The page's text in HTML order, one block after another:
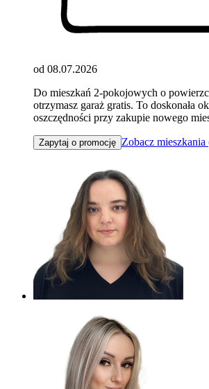
od 08.07.2026
Do mieszkań 2-pokojowych o
otrzymasz garaż gratis. To doskonała
oszczędności przy zakupie nowego
Zapytaj o promocję Zobacz mieszkania